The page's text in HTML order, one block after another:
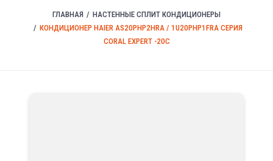
ГЛАВНАЯ
НАСТЕННЫЕ СПЛИТ КОНДИЦИОНЕРЫ
КОНДИЦИОНЕР HAIER AS20PHP2HRA / 1U20PHP1FRA СЕРИЯ
CORAL EXPERT -20C